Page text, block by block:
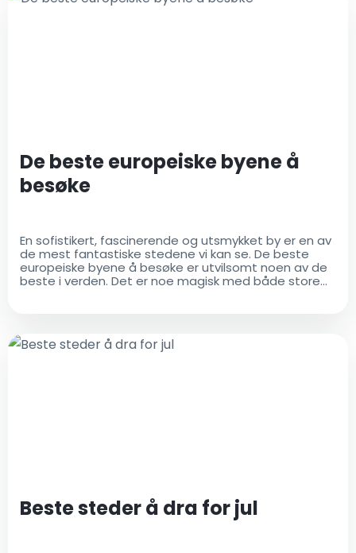
De beste europeiske byene å
besøke
En sofistikert, fascinerende og utsmykket by er en av
de mest fantastiske stedene vi kan se. De beste
europeiske byene å besøke er utvilsomt noen av de
beste i verden. Det er noe magisk med både store
Beste steder å dra for jul